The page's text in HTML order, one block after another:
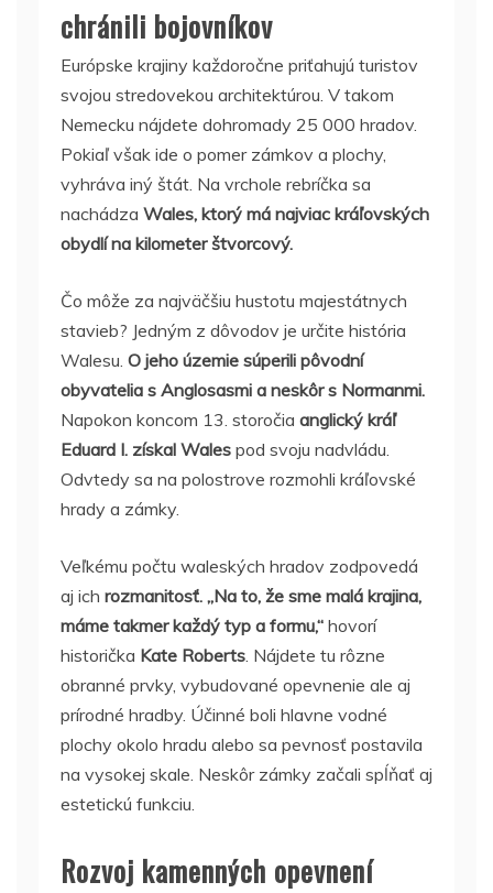
chránili bojovníkov
Európske krajiny každoročne priťahujú turistov
svojou stredovekou architektúrou. V takom
Nemecku nájdete dohromady 25 000 hradov.
Pokiaľ však ide o pomer zámkov a plochy,
vyhráva iný štát. Na vrchole rebríčka sa
nachádza Wales, ktorý má najviac kráľovských
obydlí na kilometer štvorcový.
Čo môže za najväčšiu hustotu majestátnych
stavieb? Jedným z dôvodov je určite história
Walesu. O jeho územie súperili pôvodní
obyvatelia s Anglosasmi a neskôr s Normanmi.
Napokon koncom 13. storočia anglický kráľ
Eduard I. získal Wales pod svoju nadvládu.
Odvtedy sa na polostrove rozmohli kráľovské
hrady a zámky.
Veľkému počtu waleských hradov zodpovedá
aj ich rozmanitosť. „Na to, že sme malá krajina,
máme takmer každý typ a formu,“ hovorí
historička Kate Roberts. Nájdete tu rôzne
obranné prvky, vybudované opevnenie ale aj
prírodné hradby. Účinné boli hlavne vodné
plochy okolo hradu alebo sa pevnosť postavila
na vysokej skale. Neskôr zámky začali spĺňať aj
estetickú funkciu.
Rozvoj kamenných opevnení